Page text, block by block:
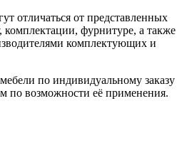
отличаться от представленных
комплектации, фурнитуре, а также
комплектующих и
по индивидуальному заказу
по возможности её применения.